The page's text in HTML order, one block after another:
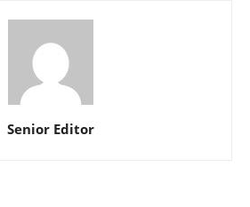
Senior Editor